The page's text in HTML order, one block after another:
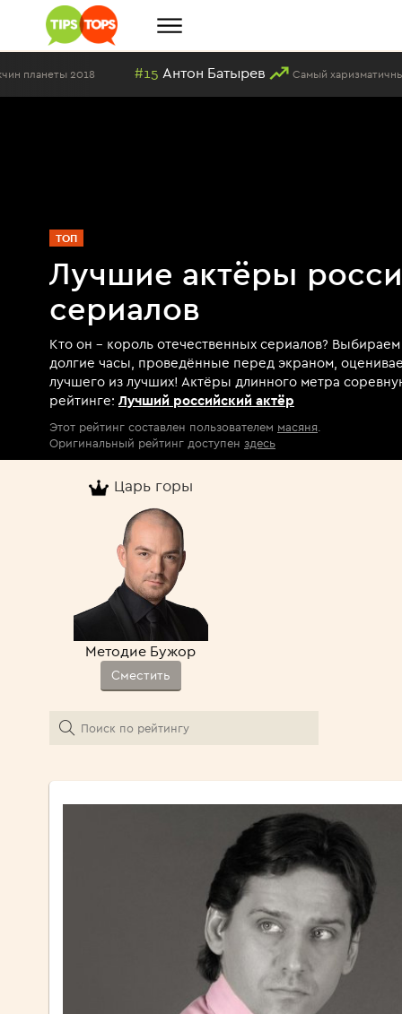
2018 #15 Антон Батырев Самый харизматичный
ТОП
Лучшие актёры
сериалов
Кто он – король отечественных сериалов?
долгие часы, проведённые перед экраном,
лучшего из лучших! Актёры длинного метра
рейтинге: Лучший российский актёр
Этот рейтинг составлен пользователем масяня
Оригинальный рейтинг доступен здесь
Царь горы
Методие Бужор
Сместить